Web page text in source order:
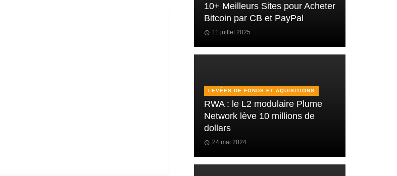
10+ Meilleurs Sites pour Acheter
Bitcoin par CB et PayPal
11 juillet 2025
LEVÉES DE FONDS ET AQUISITIONS
RWA : le L2 modulaire Plume
Network lève 10 millions de
dollars
24 mai 2024